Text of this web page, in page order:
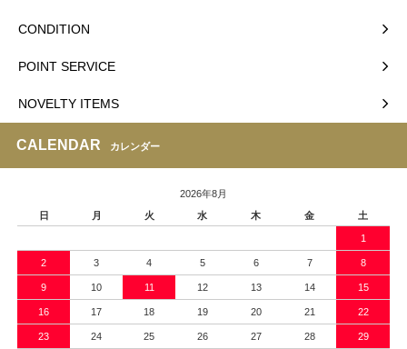
CONDITION
POINT SERVICE
NOVELTY ITEMS
CALENDAR カレンダー
2026年8月
日
月 火 水 木 金 土
1
2 3 4 5 6 7 8
9 10 11 12 13 14 15
16 17 18 19 20 21 22
23 24 25 26 27 28 29